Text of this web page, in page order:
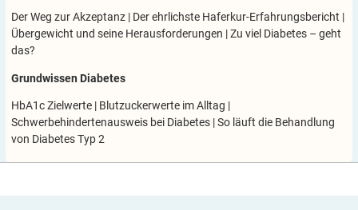
Der Weg zur Akzeptanz | Der ehrlichste Haferkur-Erfahrungsbericht |
Übergewicht und seine Herausforderungen |Zu viel Diabetes – geht
das?
Grundwissen Diabetes
HbA1c Zielwerte | Blutzuckerwerte im Alltag |
Schwerbehindertenausweis bei Diabetes |So läuft die Behandlung
von Diabetes Typ 2